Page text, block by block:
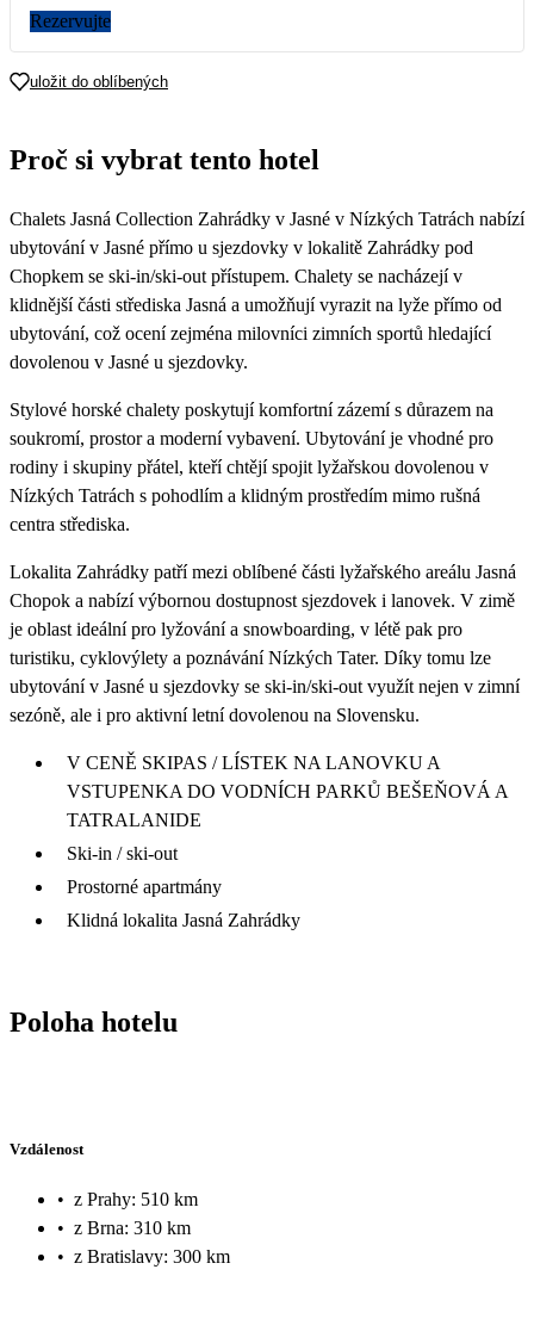
10
4 500 4 500 4 500 4 500 4 500 4 500 4 500
17 18
24
4 500
25 26 27
31
4 500
Rezervujte
uložit do oblíbených
Proč si vybrat tento hotel
Chalets Jasná Collection Zahrádky v Jasné v Nízkých Tatrách nabízí
ubytování v Jasné přímo u sjezdovky v lokalitě Zahrádky pod
Chopkem se ski-in/ski-out přístupem. Chalety se nacházejí v
klidnější části střediska Jasná a umožňují vyrazit na lyže přímo od
ubytování, což ocení zejména milovníci zimních sportů hledající
dovolenou v Jasné u sjezdovky.
Stylové horské chalety poskytují komfortní zázemí s důrazem na
soukromí, prostor a moderní vybavení. Ubytování je vhodné pro
rodiny i skupiny přátel, kteří chtějí spojit lyžařskou dovolenou v
Nízkých Tatrách s pohodlím a klidným prostředím mimo rušná
centra střediska.
Lokalita Zahrádky patří mezi oblíbené části lyžařského areálu Jasná
Chopok a nabízí výbornou dostupnost sjezdovek i lanovek. V zimě
je oblast ideální pro lyžování a snowboarding, v létě pak pro
turistiku, cyklovýlety a poznávání Nízkých Tater. Díky tomu lze
ubytování v Jasné u sjezdovky se ski-in/ski-out využít nejen v zimní
sezóně, ale i pro aktivní letní dovolenou na Slovensku.
V CENĚ SKIPAS / LÍSTEK NA LANOVKU A
VSTUPENKA DO VODNÍCH PARKŮ BEŠEŇOVÁ A
TATRALANIDE
Ski-in / ski-out
Prostorné apartmány
Klidná lokalita Jasná Zahrádky
Poloha hotelu
Vzdálenost
• z Prahy: 510 km
• z Brna: 310 km
• z Bratislavy: 300 km